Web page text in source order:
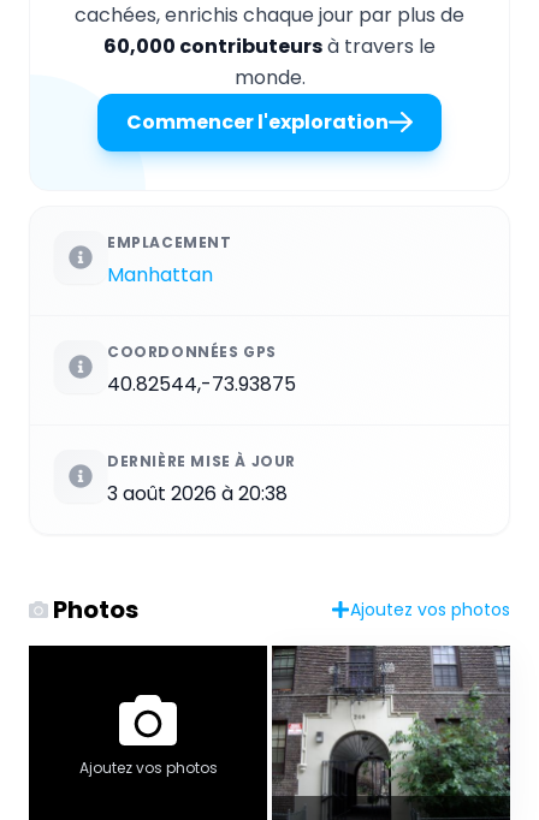
cachées, enrichis chaque jour par plus de
60,000 contributeursà travers le
monde.
Commencer l'exploration
EMPLACEMENT
Manhattan
COORDONNÉES GPS
40.82544,-73.93875
DERNIÈRE MISE À JOUR
3 août 2026 à 20:38
Photos Ajoutez vos photos
Ajoutez vos photos